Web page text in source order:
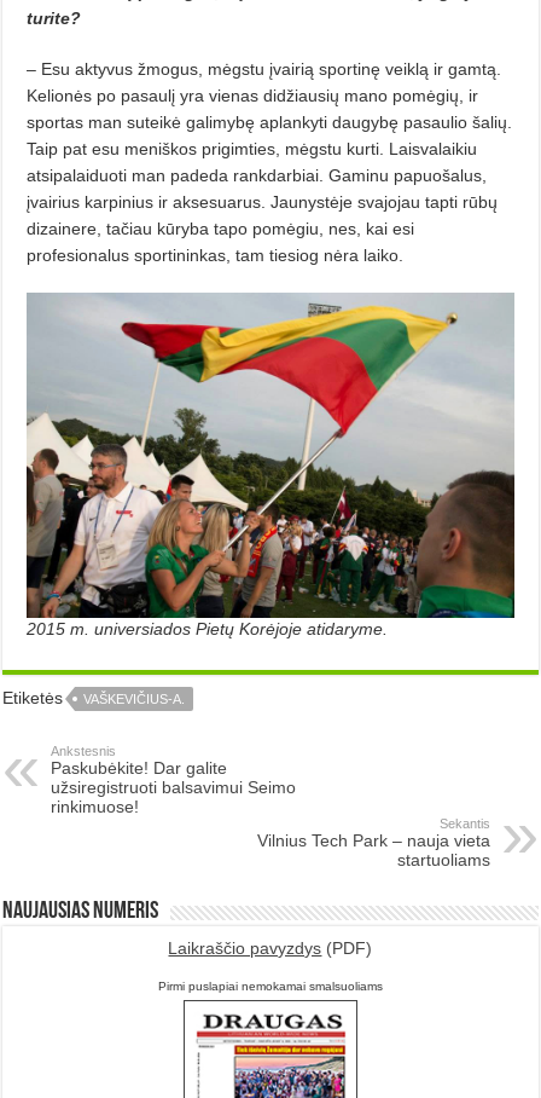
turite?
– Esu aktyvus žmogus, mėgstu įvairią sportinę veiklą ir gamtą.
Kelionės po pasaulį yra vienas didžiausių mano pomėgių, ir
sportas man suteikė galimybę aplankyti daugybę pasaulio šalių.
Taip pat esu meniškos prigimties, mėgstu kurti. Laisvalaikiu
atsipalaiduoti man padeda rankdarbiai. Gaminu papuošalus,
įvairius karpinius ir aksesuarus. Jaunystėje svajojau tapti rūbų
dizainere, tačiau kūryba tapo pomėgiu, nes, kai esi
profesionalus sportininkas, tam tiesiog nėra laiko.
2015 m. universiados Pietų Korėjoje atidaryme.
Etiketės VAŠKEVIČIUS-A.
Ankstesnis
Paskubėkite! Dar galite
užsiregistruoti balsavimui Seimo
rinkimuose!
Sekantis
Vilnius Tech Park – nauja vieta
startuoliams
Naujausias numeris
Laikraščio pavyzdys (PDF)
Pirmi puslapiai nemokamai smalsuoliams